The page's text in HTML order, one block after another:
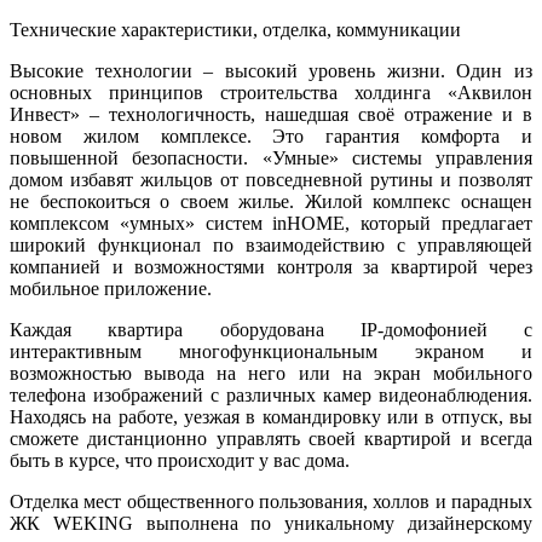
Технические характеристики, отделка, коммуникации
Высокие технологии – высокий уровень жизни. Один из
основных принципов строительства холдинга «Аквилон
Инвест» – технологичность, нашедшая своё отражение и в
новом жилом комплексе. Это гарантия комфорта и
повышенной безопасности. «Умные» системы управления
домом избавят жильцов от повседневной рутины и позволят
не беспокоиться о своем жилье. Жилой комлпекс оснащен
комплексом «умных» систем inHOME, который предлагает
широкий функционал по взаимодействию с управляющей
компанией и возможностями контроля за квартирой через
мобильное приложение.
Каждая квартира оборудована IP-домофонией с
интерактивным многофункциональным экраном и
возможностью вывода на него или на экран мобильного
телефона изображений с различных камер видеонаблюдения.
Находясь на работе, уезжая в командировку или в отпуск, вы
сможете дистанционно управлять своей квартирой и всегда
быть в курсе, что происходит у вас дома.
Отделка мест общественного пользования, холлов и парадных
ЖК WEKING выполнена по уникальному дизайнерскому